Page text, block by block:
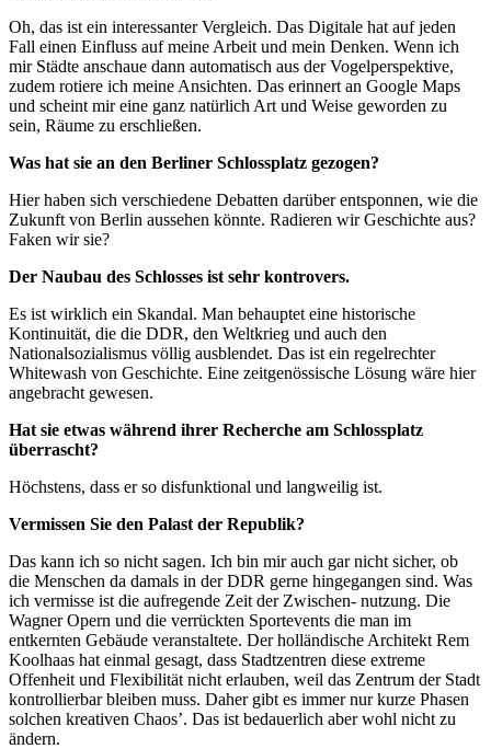
Oh, das ist ein interessanter Vergleich. Das Digitale hat auf jeden
Fall einen Einfluss auf meine Arbeit und mein Denken. Wenn ich
mir Städte anschaue dann automatisch aus der Vogelperspektive,
zudem rotiere ich meine Ansichten. Das erinnert an Google Maps
und scheint mir eine ganz natürlich Art und Weise geworden zu
sein, Räume zu erschließen.
Was hat sie an den Berliner Schlossplatz gezogen?
Hier haben sich verschiedene Debatten darüber entsponnen, wie die
Zukunft von Berlin aussehen könnte. Radieren wir Geschichte aus?
Faken wir sie?
Der Naubau des Schlosses ist sehr kontrovers.
Es ist wirklich ein Skandal. Man behauptet eine historische
Kontinuität, die die DDR, den Weltkrieg und auch den
Nationalsozialismus völlig ausblendet. Das ist ein regelrechter
Whitewash von Geschichte. Eine zeitgenössische Lösung wäre hier
angebracht gewesen.
Hat sie etwas während ihrer Recherche am Schlossplatz
überrascht?
Höchstens, dass er so disfunktional und langweilig ist.
Vermissen Sie den Palast der Republik?
Das kann ich so nicht sagen. Ich bin mir auch gar nicht sicher, ob
die Menschen da damals in der DDR gerne hingegangen sind. Was
ich vermisse ist die aufregende Zeit der Zwischen- nutzung. Die
Wagner Opern und die verrückten Sportevents die man im
entkernten Gebäude veranstaltete. Der holländische Architekt Rem
Koolhaas hat einmal gesagt, dass Stadtzentren diese extreme
Offenheit und Flexibilität nicht erlauben, weil das Zentrum der Stadt
kontrollierbar bleiben muss. Daher gibt es immer nur kurze Phasen
solchen kreativen Chaos’. Das ist bedauerlich aber wohl nicht zu
ändern.